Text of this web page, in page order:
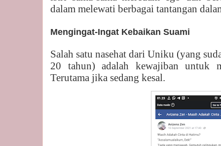
dalam melewati berbagai tantangan
Mengingat-Ingat Kebaikan Suami
Salah satu nasehat dari Uniku (yang
20 tahun) adalah kewajiban untuk
Terutama jika sedang kesal.